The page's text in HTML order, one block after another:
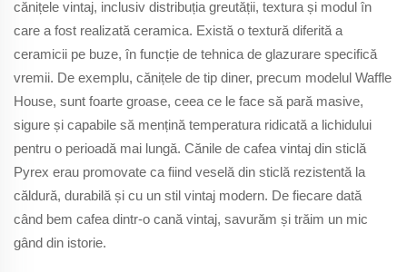
cănițele vintaj, inclusiv distribuția greutății, textura și modul în
care a fost realizată ceramica. Există o textură diferită a
ceramicii pe buze, în funcție de tehnica de glazurare specifică
vremii. De exemplu, cănițele de tip diner, precum modelul Waffle
House, sunt foarte groase, ceea ce le face să pară masive,
sigure și capabile să mențină temperatura ridicată a lichidului
pentru o perioadă mai lungă. Cănile de cafea vintaj din sticlă
Pyrex erau promovate ca fiind veselă din sticlă rezistentă la
căldură, durabilă și cu un stil vintaj modern. De fiecare dată
când bem cafea dintr-o cană vintaj, savurăm și trăim un mic
gând din istorie.